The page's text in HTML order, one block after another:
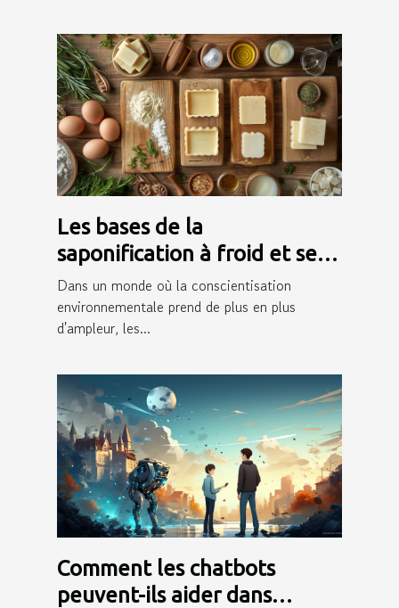
Les bases de la
saponification à froid et ses
avantages écologiques
Dans un monde où la conscientisation
environnementale prend de plus en plus
d'ampleur, les...
Comment les chatbots
peuvent-ils aider dans